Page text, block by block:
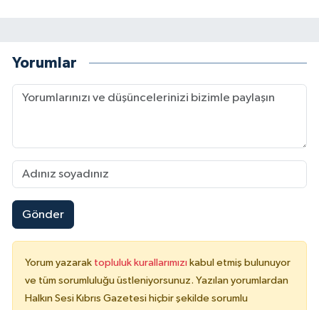
Yorumlar
Gönder
Yorum yazarak topluluk kurallarımızı kabul etmiş bulunuyor
ve tüm sorumluluğu üstleniyorsunuz. Yazılan yorumlardan
Halkın Sesi Kıbrıs Gazetesi hiçbir şekilde sorumlu